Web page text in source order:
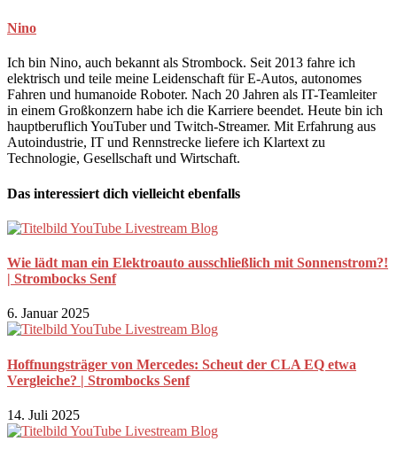
Nino
Ich bin Nino, auch bekannt als Strombock. Seit 2013 fahre ich
elektrisch und teile meine Leidenschaft für E-Autos, autonomes
Fahren und humanoide Roboter. Nach 20 Jahren als IT-Teamleiter
in einem Großkonzern habe ich die Karriere beendet. Heute bin ich
hauptberuflich YouTuber und Twitch-Streamer. Mit Erfahrung aus
Autoindustrie, IT und Rennstrecke liefere ich Klartext zu
Technologie, Gesellschaft und Wirtschaft.
Das interessiert dich vielleicht ebenfalls
Wie lädt man ein Elektroauto ausschließlich mit Sonnenstrom?!
| Strombocks Senf
6. Januar 2025
Hoffnungsträger von Mercedes: Scheut der CLA EQ etwa
Vergleiche? | Strombocks Senf
14. Juli 2025